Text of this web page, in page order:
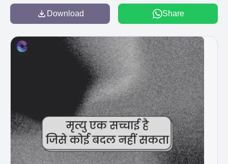
Download Share